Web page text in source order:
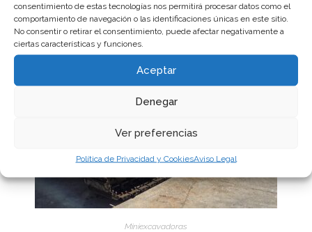
consentimiento de estas tecnologías nos permitirá procesar datos como el
comportamiento de navegación o las identificaciones únicas en este sitio.
No consentir o retirar el consentimiento, puede afectar negativamente a
ciertas características y funciones.
Aceptar
Denegar
Ver preferencias
Política de Privacidad y CookiesAviso Legal
Miniexcavadoras